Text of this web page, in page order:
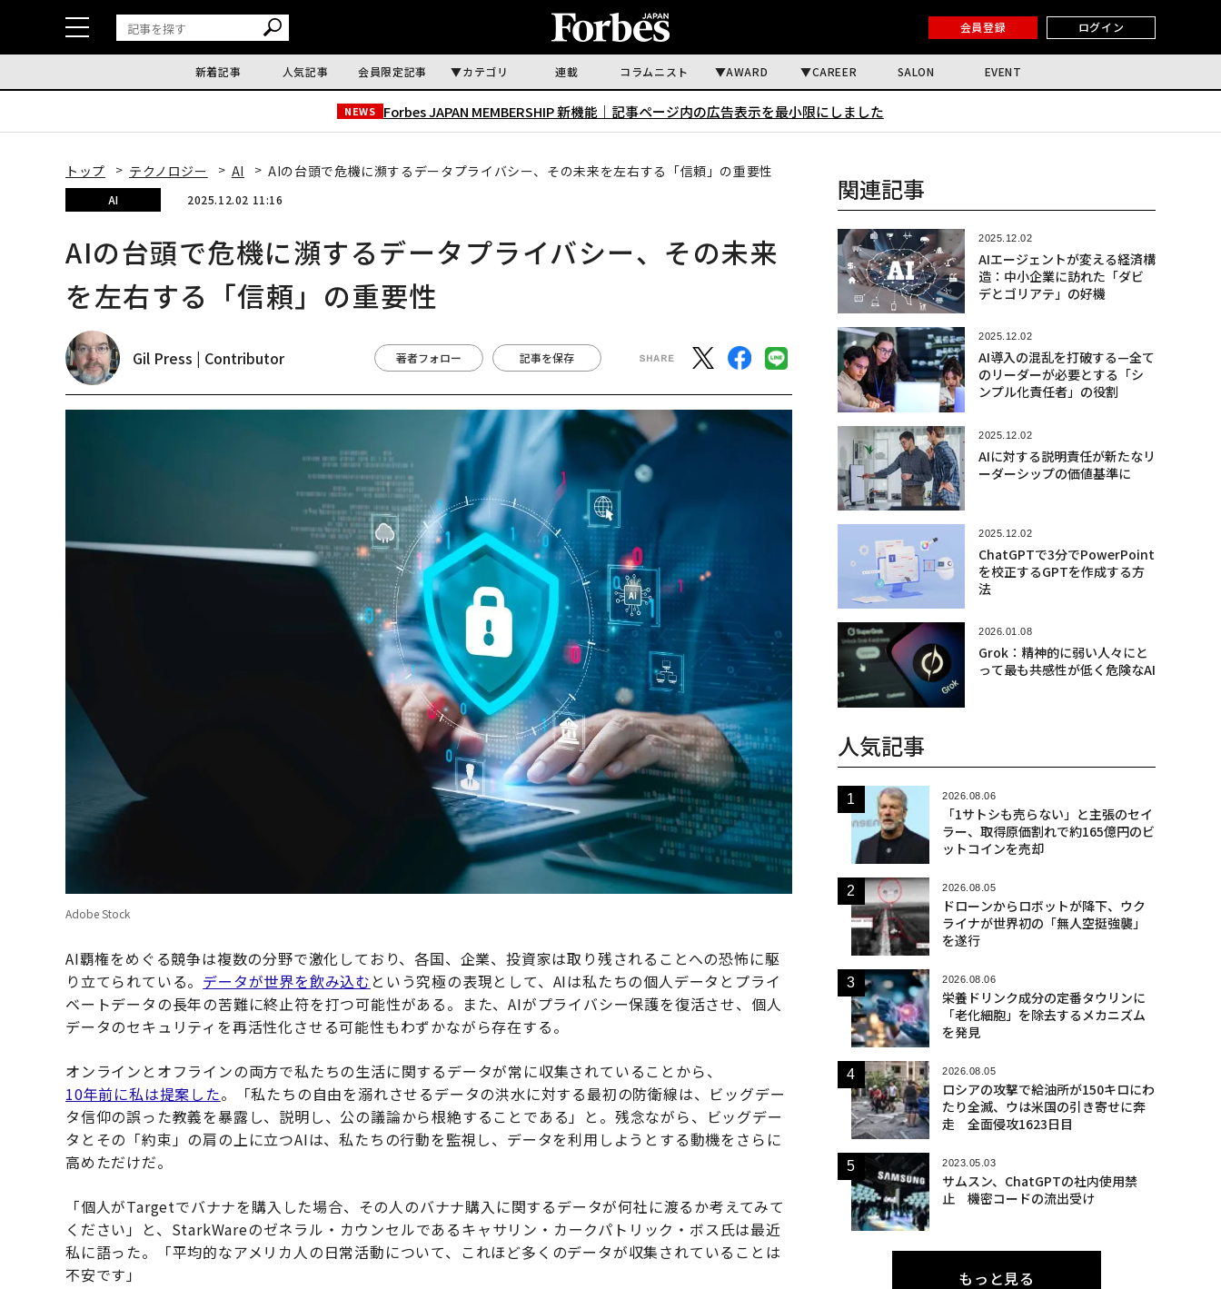
会員登録 ログイン
新着記事 人気記事 会員限定記事 カテゴリ 連載 コラムニスト AWARD CAREER SALON EVENT
NEWS Forbes JAPAN MEMBERSHIP 新機能｜ 記事ページ内の広告表示を最小限にしました
トップ テクノロジー AI AIの台頭で危機に瀕するデータプライバシー、その未来を左右する「信頼」の重要性
AI 2025.12.02 11:16
AIの台頭で危機に瀕するデータプライバシー、その未来
を左右する「信頼」の重要性
Gil Press | Contributor 著者フォロー 記事を保存
Adobe Stock
AI覇権をめぐる競争は複数の分野で激化しており、各国、企業、投資家は取り残されることへの恐怖に駆
り立てられている。 データが世界を飲み込む という究極の表現として、AIは私たちの個人データとプライ
ベートデータの長年の苦難に終止符を打つ可能性がある。また、AIがプライバシー保護を復活させ、個人
データのセキュリティを再活性化させる可能性もわずかながら存在する。
オンラインとオフラインの両方で私たちの生活に関するデータが常に収集されていることから、
10年前に私は提案した。「私たちの自由を溺れさせるデータの洪水に対する最初の防衛線は、ビッグデー
タ信仰の誤った教義を暴露し、説明し、公の議論から根絶することである」と。残念ながら、ビッグデー
タとその「約束」の肩の上に立つAIは、私たちの行動を監視し、データを利用しようとする動機をさらに
高めただけだ。
「個人がTargetでバナナを購入した場合、その人のバナナ購入に関するデータが何社に渡るか考えてみて
ください」と、StarkWareのゼネラル・カウンセルであるキャサリン・カークパトリック・ボス氏は最近
私に語った。「平均的なアメリカ人の日常活動について、これほど多くのデータが収集されていることは
不安です」
関連記事
2025.12.02
AIエージェントが変える経済構
造：中小企業に訪れた「ダビ
デとゴリアテ」の好機
2025.12.02
AI導入の混乱を打破する—全て
のリーダーが必要とする「シ
ンプル化責任者」の役割
2025.12.02
AIに対する説明責任が新たなリ
ーダーシップの価値基準に
2025.12.02
ChatGPTで3分でPowerPoint
を校正するGPTを作成する方
法
2026.01.08
Grok：精神的に弱い人々にと
って最も共感性が低く危険なAI
人気記事
2026.08.06
「1サトシも売らない」と主張のセイ
ラー、取得原価割れで約165億円のビ
ットコインを売却
2026.08.05
ドローンからロボットが降下、ウク
ライナが世界初の「無人空挺強襲」
を遂行
2026.08.06
栄養ドリンク成分の定番タウリンに
「老化細胞」を除去するメカニズム
を発見
2026.08.05
ロシアの攻撃で給油所が150キロにわ
たり全滅、ウは米国の引き寄せに奔
走 全面侵攻1623日目
2023.05.03
サムスン、ChatGPTの社内使用禁
止 機密コードの流出受け
もっと見る